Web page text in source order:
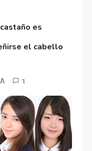
es
el cabello
1